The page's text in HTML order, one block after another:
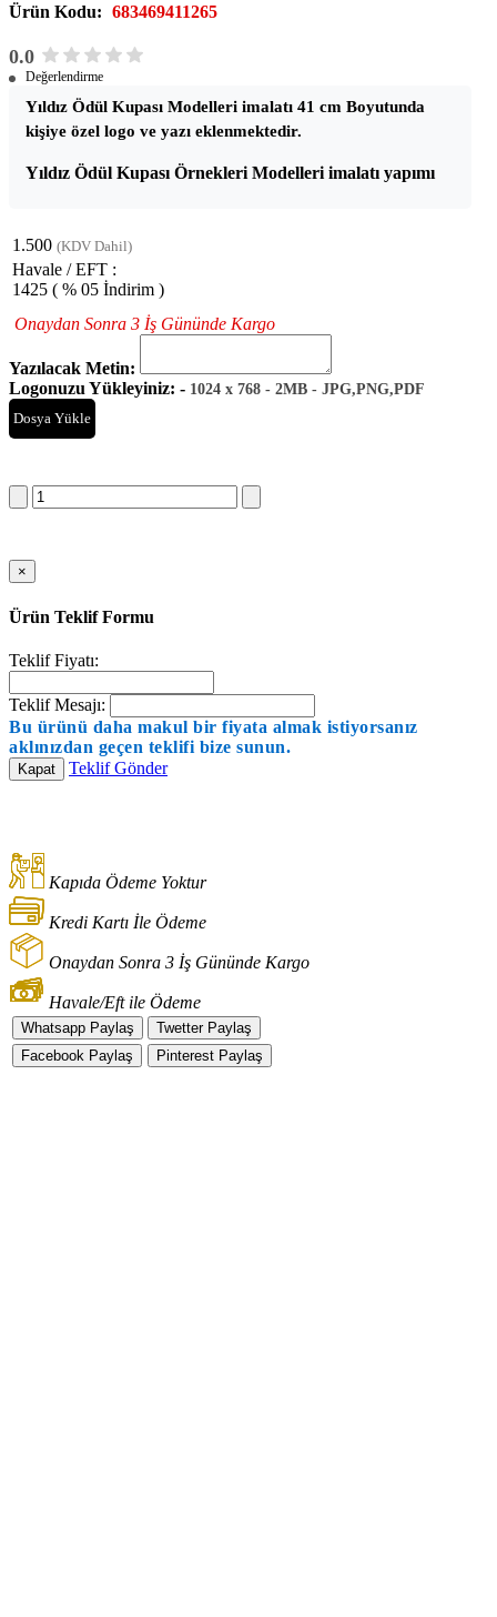
Ürün Kodu: 683469411265
0.0
Değerlendirme
Yıldız Ödül Kupası Modelleri imalatı 41 cm Boyutunda
kişiye özel logo ve yazı eklenmektedir.
Yıldız Ödül Kupası Örnekleri Modelleri imalatı yapımı
1.500 (KDV Dahil)
Havale / EFT :
1425 ( % 05 İndirim )
Onaydan Sonra 3 İş Gününde Kargo
Yazılacak Metin:
Logonuzu Yükleyiniz: - 1024 x 768 - 2MB - JPG,PNG,PDF
Dosya Yükle
×
Ürün Teklif Formu
Teklif Fiyatı:
Teklif Mesajı:
Bu ürünü daha makul bir fiyata almak istiyorsanız
aklınızdan geçen teklifi bize sunun.
Kapat Teklif Gönder
Kapıda Ödeme Yoktur
Kredi Kartı İle Ödeme
Onaydan Sonra 3 İş Gününde Kargo
Havale/Eft ile Ödeme
Whatsapp Paylaş
Twetter Paylaş
Facebook Paylaş
Pinterest Paylaş